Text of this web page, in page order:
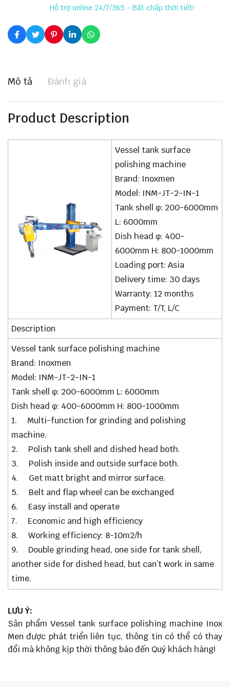
Hỗ trợ online 24/7/365 - Bất chấp thời tiết!
Mô tả Đánh giá
Product Description
Vessel tank surface
polishing machine
Brand: Inoxmen
Model: INM-JT-2-IN-1
Tank shell φ: 200-6000mm
L: 6000mm
Dish head φ: 400-
6000mm H: 800-1000mm
Loading port: Asia
Delivery time: 30 days
Warranty: 12 months
Payment: T/T, L/C
Description
Vessel tank surface polishing machine
Brand: Inoxmen
Model: INM-JT-2-IN-1
Tank shell φ: 200-6000mm L: 6000mm
Dish head φ: 400-6000mm H: 800-1000mm
1. Multi-function for grinding and polishing
machine.
2. Polish tank shell and dished head both.
3. Polish inside and outside surface both.
4. Get matt bright and mirror surface.
5. Belt and flap wheel can be exchanged
6. Easy install and operate
7. Economic and high efficiency
8. Working efficiency: 8-10m2/h
9. Double grinding head, one side for tank shell,
another side for dished head, but can’t work in same
time.
LƯU Ý:
Sản phẩm Vessel tank surface polishing machine Inox
Men được phát triển liên tục, thông tin có thể có thay
đổi mà không kịp thời thông báo đến Quý khách hàng!